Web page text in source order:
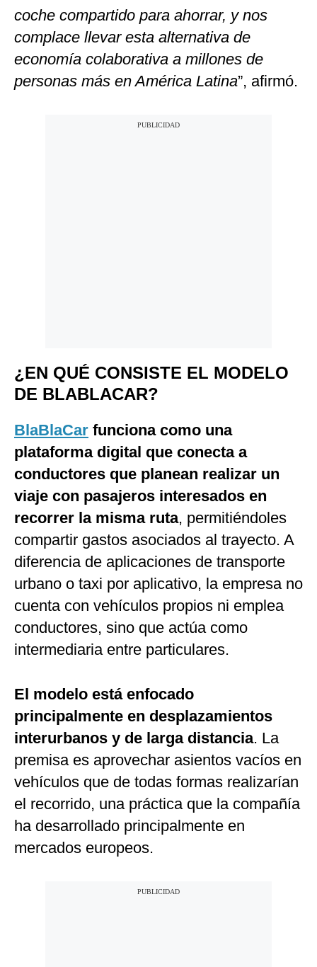
coche compartido para ahorrar, y nos
complace llevar esta alternativa de
economía colaborativa a millones de
personas más en América Latina”, afirmó.
¿EN QUÉ CONSISTE EL MODELO
DE BLABLACAR?
BlaBlaCar funciona como una
plataforma digital que conecta a
conductores que planean realizar un
viaje con pasajeros interesados en
recorrer la misma ruta, permitiéndoles
compartir gastos asociados al trayecto. A
diferencia de aplicaciones de transporte
urbano o taxi por aplicativo, la empresa no
cuenta con vehículos propios ni emplea
conductores, sino que actúa como
intermediaria entre particulares.
El modelo está enfocado
principalmente en desplazamientos
interurbanos y de larga distancia. La
premisa es aprovechar asientos vacíos en
vehículos que de todas formas realizarían
el recorrido, una práctica que la compañía
ha desarrollado principalmente en
mercados europeos.